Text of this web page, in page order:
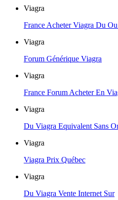
Viagra
France Acheter Viagra Du
Viagra
Forum Générique Viagra
Viagra
France Forum Acheter En
Viagra
Du Viagra Equivalent Sans
Viagra
Viagra Prix Québec
Viagra
Du Viagra Vente Internet Sur